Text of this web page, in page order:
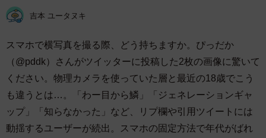
吉本 ユータヌキ
スマホで横写真を撮る際、どう持ちますか。ぴっだか
（@pddk）さんがツイッターに投稿した2枚の画像に驚いて
ください。物理カメラを使っていた層と最近の18歳でこう
も違うとは…。「わー目から鱗」「ジェネレーションギャ
ップ」「知らなかった」など、リプ欄や引用ツイートには
動揺するユーザーが続出。スマホの固定方法で年代がばれ